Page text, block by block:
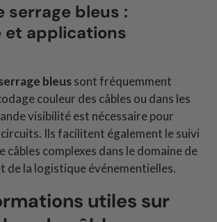
serrage bleus :
et applications
bleussont fréquemment
couleur des câbles ou dans les
visibilité est nécessaire pour
Ils facilitent également le suivi
câbles complexes dans le domaine de
de la logistique événementielles.
utiles sur